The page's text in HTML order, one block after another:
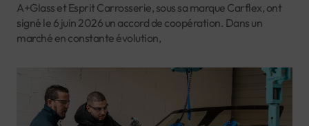
A+Glass et Esprit Carrosserie, sous sa marque Carflex, ont
signé le 6 juin 2026 un accord de coopération. Dans un
marché en constante évolution,